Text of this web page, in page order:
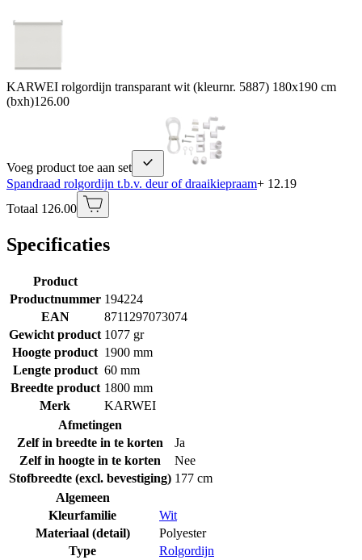
KARWEI rolgordijn transparant wit (kleurnr. 5887) 180x190 cm
(bxh)126.00
Voeg product toe aan set
Spandraad rolgordijn t.b.v. deur of draaikiepraam+ 12.19
Totaal 126.00
Specificaties
Product
Productnummer 194224
EAN
8711297073074
Gewicht product 1077 gr
Hoogte product 1900 mm
Lengte product 60 mm
Breedte product 1800 mm
Merk
KARWEI
Afmetingen
Zelf in breedte in te korten
Ja
Zelf in hoogte in te korten
Nee
Stofbreedte (excl. bevestiging) 177 cm
Algemeen
Kleurfamilie
Wit
Materiaal (detail)
Polyester
Type
Rolgordijn